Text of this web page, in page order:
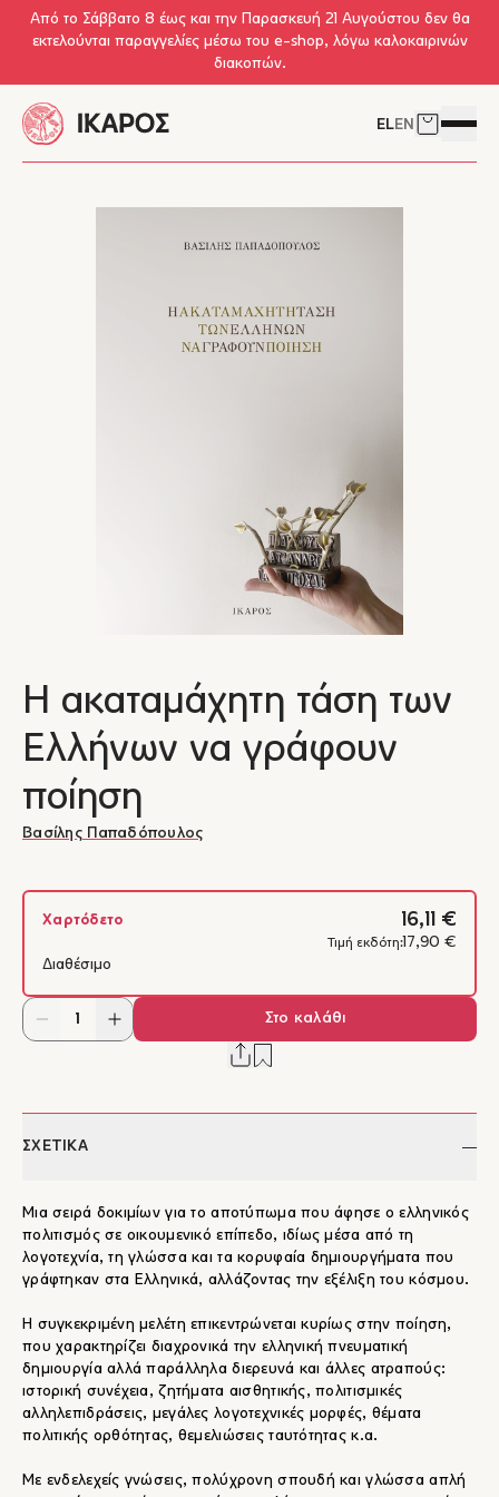
Skip to main content
Από το Σάββατο 8 έως και την Παρασκευή 21 Αυγούστου δεν θα
εκτελούνται παραγγελίες μέσω του e-shop, λόγω καλοκαιρινών
διακοπών.
ELEN Δείτε το
Η ακαταμάχητη τάση των
Ελλήνων να γράφουν
ποίηση
Βασίλης Παπαδόπουλος
Χαρτόδετο 16,11 €
Τιμή εκδότη: 17,90 €
Διαθέσιμο
Στο καλάθι
ΣΧΕΤΙΚΑ
Μια σειρά δοκιμίων για το αποτύπωμα που άφησε ο ελληνικός
πολιτισμός σε οικουμενικό επίπεδο, ιδίως μέσα από τη
λογοτεχνία, τη γλώσσα και τα κορυφαία δημιουργήματα που
γράφτηκαν στα Ελληνικά, αλλάζοντας την εξέλιξη του κόσμου.
Η συγκεκριμένη μελέτη επικεντρώνεται κυρίως στην ποίηση,
που χαρακτηρίζει διαχρονικά την ελληνική πνευματική
δημιουργία αλλά παράλληλα διερευνά και άλλες ατραπούς:
ιστορική συνέχεια, ζητήματα αισθητικής, πολιτισμικές
αλληλεπιδράσεις, μεγάλες λογοτεχνικές μορφές, θέματα
πολιτικής ορθότητας, θεμελιώσεις ταυτότητας κ.α.
Με ενδελεχείς γνώσεις, πολύχρονη σπουδή και γλώσσα απλή